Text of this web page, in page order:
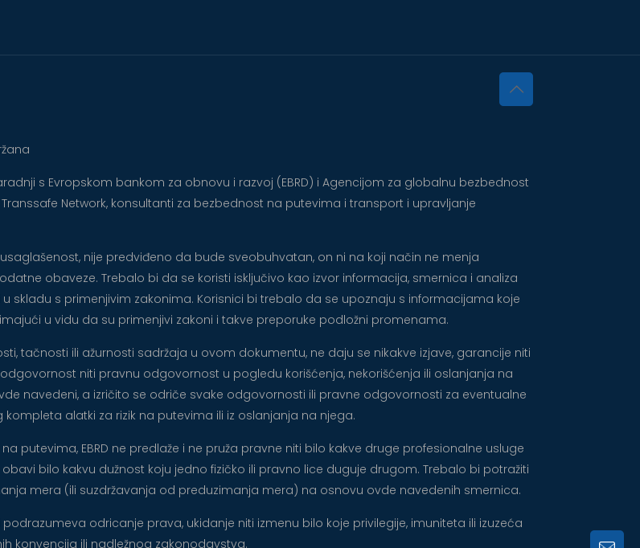
s Evropskom bankom za obnovu i razvoj (EBRD) i Agencijom za globalnu bezbednost
Network, konsultanti za bezbednost na putevima i transport i upravljanje
nije predviđeno da bude sveobuhvatan, on ni na koji način ne menja
obaveze. Trebalo bi da se koristi isključivo kao izvor informacija, smernica i analiza
skladu s primenjivim zakonima. Korisnici bi trebalo da se upoznaju s informacijama koje
u vidu da su primenjivi zakoni i takve preporuke podložni promenama.
tačnosti ili ažurnosti sadržaja u ovom dokumentu, ne daju se nikakve izjave, garancije niti
niti pravnu odgovornost u pogledu korišćenja, nekorišćenja ili oslanjanja na
navedeni, a izričito se odriče svake odgovornosti ili pravne odgovornosti za eventualne
alatki za rizik na putevima ili iz oslanjanja na njega.
putevima, EBRD ne predlaže i ne pruža pravne niti bilo kakve druge profesionalne usluge
bilo kakvu dužnost koju jedno fizičko ili pravno lice duguje drugom. Trebalo bi potražiti
mera (ili suzdržavanja od preduzimanja mera) na osnovu ovde navedenih smernica.
odricanje prava, ukidanje niti izmenu bilo koje privilegije, imuniteta ili izuzeća
konvencija ili nadležnog zakonodavstva.